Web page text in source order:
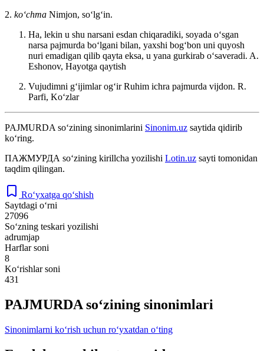
2. koʻchma Nimjon, soʻlgʻin.
Ha, lekin u shu narsani esdan chiqaradiki, soyada oʻsgan
narsa pajmurda boʻlgani bilan, yaxshi bogʻbon uni quyosh
nuri emadigan qilib qayta eksa, u yana gurkirab oʻsaveradi. A.
Eshonov, Hayotga qaytish
Vujudimni gʻijimlar ogʻir Ruhim ichra pajmurda vijdon. R.
Parfi, Koʻzlar
PAJMURDA so‘zining sinonimlarini Sinonim.uz saytida qidirib
ko‘ring.
ПАЖМУРДА so‘zining kirillcha yozilishi Lotin.uz sayti tomonidan
taqdim qilingan.
Ro‘yxatga qo‘shish
Saytdagi o‘rni
27096
So‘zning teskari yozilishi
adrumjap
Harflar soni
8
Ko‘rishlar soni
431
PAJMURDA so‘zining sinonimlari
Sinonimlarni ko‘rish uchun ro‘yxatdan o‘ting